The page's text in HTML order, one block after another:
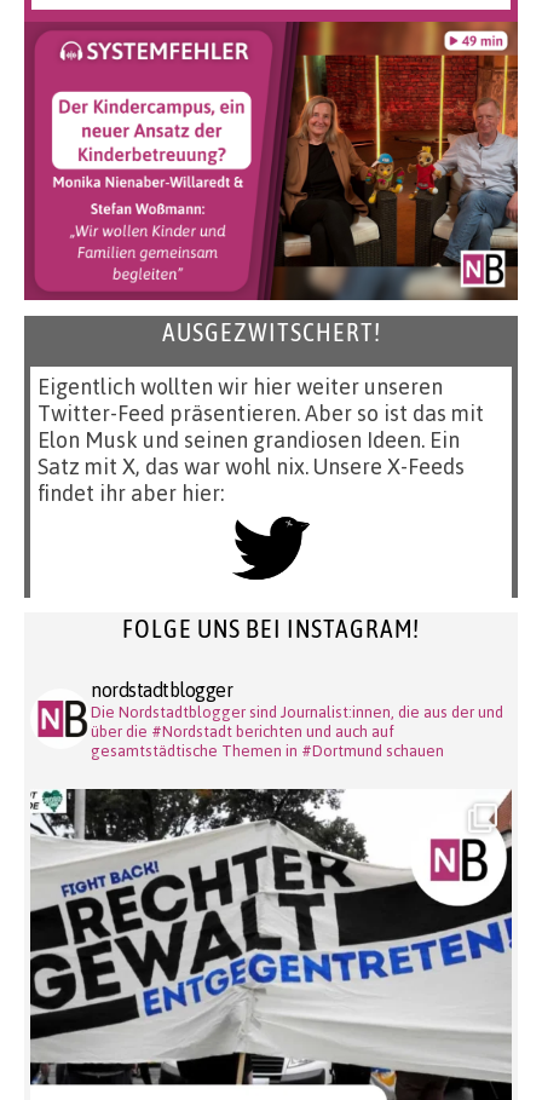
AUSGEZWITSCHERT!
Eigentlich wollten wir hier weiter unseren
Twitter-Feed präsentieren. Aber so ist das mit
Elon Musk und seinen grandiosen Ideen. Ein
Satz mit X, das war wohl nix. Unsere X-Feeds
findet ihr aber hier:
FOLGE UNS BEI INSTAGRAM!
nordstadtblogger
Die Nordstadtblogger sind Journalist:innen, die aus der und
über die #Nordstadt berichten und auch auf
gesamtstädtische Themen in #Dortmund schauen